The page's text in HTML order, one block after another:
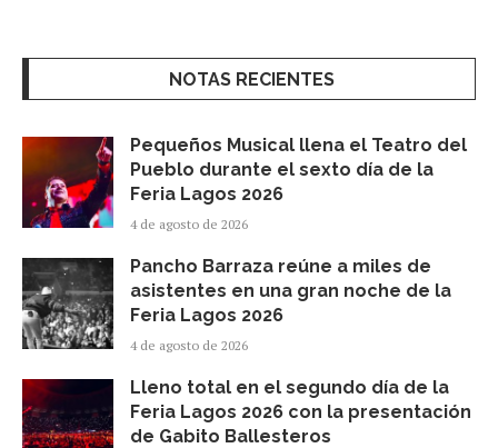
NOTAS RECIENTES
Pequeños Musical llena el Teatro del
Pueblo durante el sexto día de la
Feria Lagos 2026
4 de agosto de 2026
Pancho Barraza reúne a miles de
asistentes en una gran noche de la
Feria Lagos 2026
4 de agosto de 2026
Lleno total en el segundo día de la
Feria Lagos 2026 con la presentación
de Gabito Ballesteros